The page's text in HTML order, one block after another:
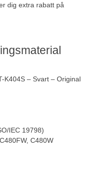
K404S – Svart – Original
IEC 19798)
C480W
dig extra rabatt på